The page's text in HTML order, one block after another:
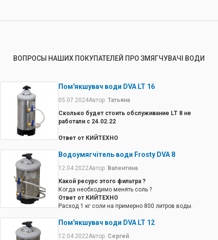
ВОПРОСЫ НАШИХ ПОКУПАТЕЛЕЙ ПРО ЗМЯГЧУВАЧІ ВОДИ
Пом'якшувач води DVA LT 16
05.07.2024Автор: Татьяна
Сколько будет стоить обслуживание LT 8 не
работали с 24.02.22
Ответ от КИЙТЕХНО
патрубки
Водоумягчітель води Frosty DVA 8
12.04.2022Автор: Валентина
Какой ресурс этого фильтра ?
Когда необходимо менять соль ?
Ответ от КИЙТЕХНО
Расход 1 кг соли на примерно 800 литров воды.
Пом'якшувач води DVA LT 12
12.04.2022Автор: Сергей